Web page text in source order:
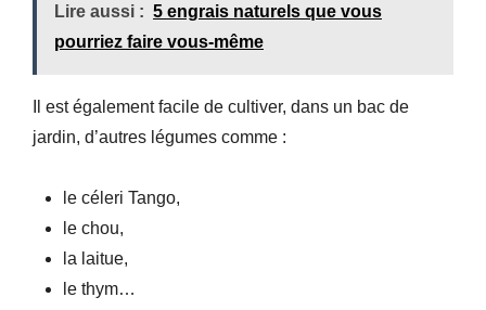
Lire aussi : 5 engrais naturels que vous
pourriez faire vous-même
Il est également facile de cultiver, dans un bac de
jardin, d’autres légumes comme :
le céleri Tango,
le chou,
la laitue,
le thym…